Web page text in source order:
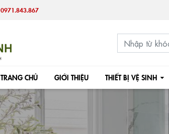
0971.843.867
TRANG CHỦ GIỚI THIỆU THIẾT BỊ VỆ SINH